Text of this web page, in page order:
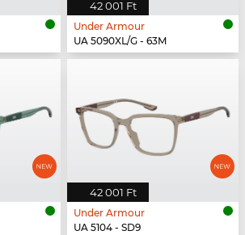
42 001 Ft
Under Armour
UA 5090XL/G - 63M
42 001 Ft
Under Armour
UA 5104 - SD9